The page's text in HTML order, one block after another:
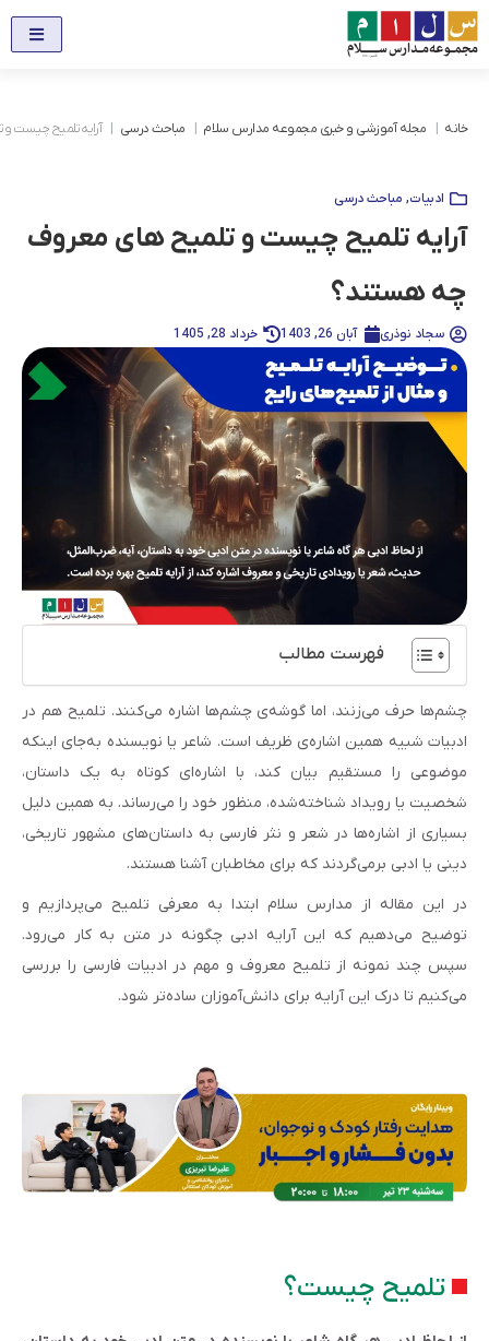
خانه مجله آموزشی و خبری مجموعه مدارس سلام مباحث درسی آرایه تلمیح چیست
ادبیات, مباحث درسی
آرایه تلمیح چیست و تلمیح های معروف
چه هستند؟
سجاد نوذری آبان 26, 1403 خرداد 28, 1405
فهرست مطالب
چشم‌ها حرف می‌زنند، اما گوشه‌ی چشم‌ها اشاره می‌کنند. تلمیح هم در
ادبیات شبیه همین اشاره‌ی ظریف است. شاعر یا نویسنده به‌جای اینکه
موضوعی را مستقیم بیان کند، با اشاره‌ای کوتاه به یک داستان،
شخصیت یا رویداد شناخته‌شده، منظور خود را می‌رساند. به همین دلیل
بسیاری از اشاره‌ها در شعر و نثر فارسی به داستان‌های مشهور تاریخی،
دینی یا ادبی برمی‌گردند که برای مخاطبان آشنا هستند.
در این مقاله از مدارس سلام ابتدا به معرفی تلمیح می‌پردازیم و
توضیح می‌دهیم که این آرایه ادبی چگونه در متن به کار می‌رود.
سپس چند نمونه از تلمیح‌ معروف و مهم در ادبیات فارسی را بررسی
می‌کنیم تا درک این آرایه برای دانش‌آموزان ساده‌تر شود.
تلمیح چیست؟